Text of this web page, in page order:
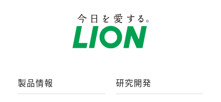
製品情報 研究開発